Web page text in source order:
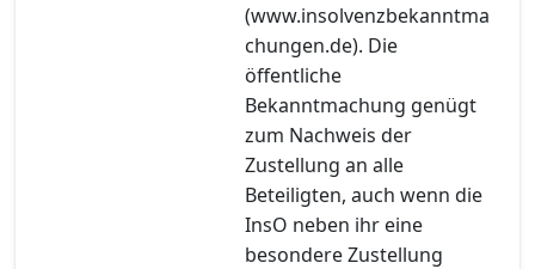
(www.insolvenzbekanntma
chungen.de). Die
öffentliche
Bekanntmachung genügt
zum Nachweis der
Zustellung an alle
Beteiligten, auch wenn die
InsO neben ihr eine
besondere Zustellung